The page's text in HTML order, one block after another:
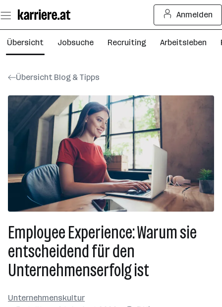
Seiteninhalt
springen
Anmelden
Übersicht Jobsuche Recruiting Arbeitsleben
Übersicht Blog & Tipps
Employee Experience: Warum sie
entscheidend für den
Unternehmenserfolg ist
Unternehmenskultur